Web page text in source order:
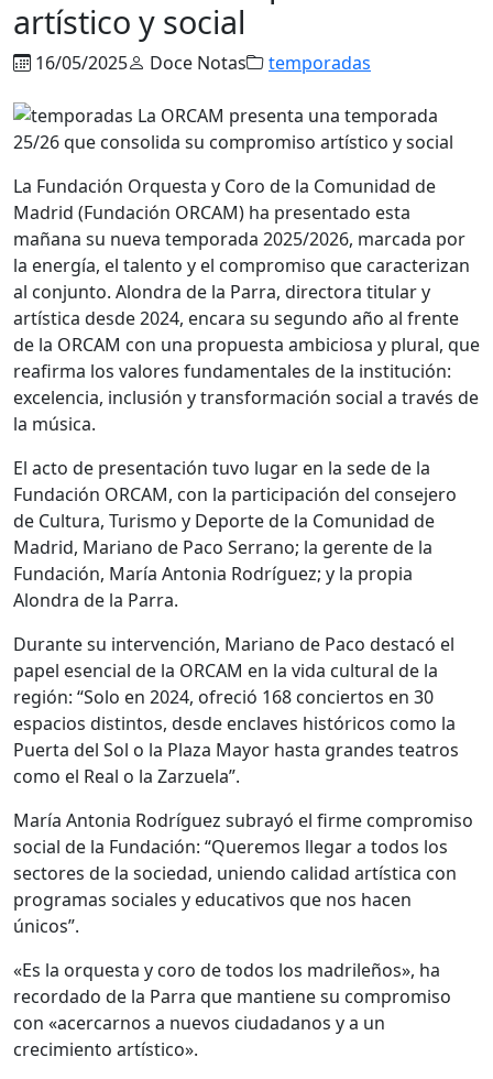
artístico y social
16/05/2025 Doce Notas temporadas
La Fundación Orquesta y Coro de la Comunidad de
Madrid (Fundación ORCAM) ha presentado esta
mañana su nueva temporada 2025/2026, marcada por
la energía, el talento y el compromiso que caracterizan
al conjunto. Alondra de la Parra, directora titular y
artística desde 2024, encara su segundo año al frente
de la ORCAM con una propuesta ambiciosa y plural, que
reafirma los valores fundamentales de la institución:
excelencia, inclusión y transformación social a través de
la música.
El acto de presentación tuvo lugar en la sede de la
Fundación ORCAM, con la participación del consejero
de Cultura, Turismo y Deporte de la Comunidad de
Madrid, Mariano de Paco Serrano; la gerente de la
Fundación, María Antonia Rodríguez; y la propia
Alondra de la Parra.
Durante su intervención, Mariano de Paco destacó el
papel esencial de la ORCAM en la vida cultural de la
región: “Solo en 2024, ofreció 168 conciertos en 30
espacios distintos, desde enclaves históricos como la
Puerta del Sol o la Plaza Mayor hasta grandes teatros
como el Real o la Zarzuela”.
María Antonia Rodríguez subrayó el firme compromiso
social de la Fundación: “Queremos llegar a todos los
sectores de la sociedad, uniendo calidad artística con
programas sociales y educativos que nos hacen
únicos”.
«Es la orquesta y coro de todos los madrileños», ha
recordado de la Parra que mantiene su compromiso
con «acercarnos a nuevos ciudadanos y a un
crecimiento artístico».